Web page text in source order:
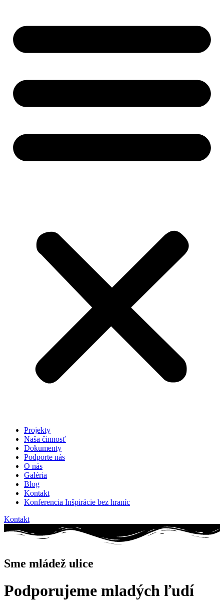
Projekty
Naša činnosť
Dokumenty
Podporte nás
O nás
Galéria
Blog
Kontakt
Konferencia Inšpirácie bez hraníc
Kontakt
Sme mládež ulice
Podporujeme mladých ľudí